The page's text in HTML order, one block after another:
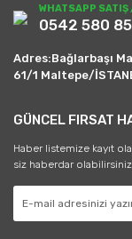
WHATSAPP SATIŞ
0542 580
Adres:Bağlarbaşı
61/1 Maltepe/
GÜNCEL FIRSAT
Haber listemize kayıt
siz haberdar